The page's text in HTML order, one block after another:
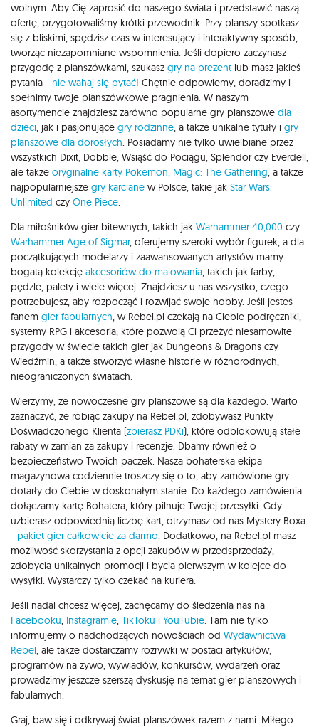
wolnym. Aby Cię zaprosić do naszego świata i przedstawić naszą
ofertę, przygotowaliśmy krótki przewodnik. Przy planszy spotkasz
się z bliskimi, spędzisz czas w interesujący i interaktywny sposób,
tworząc niezapomniane wspomnienia. Jeśli dopiero zaczynasz
przygodę z planszówkami, szukasz gry na prezent lub masz jakieś
pytania - nie wahaj się pytać! Chętnie odpowiemy, doradzimy i
spełnimy twoje planszówkowe pragnienia. W naszym
asortymencie znajdziesz zarówno popularne gry planszowe dla
dzieci, jak i pasjonujące gry rodzinne, a także unikalne tytuły i gry
planszowe dla dorosłych. Posiadamy nie tylko uwielbiane przez
wszystkich Dixit, Dobble, Wsiąść do Pociągu, Splendor czy Everdell,
ale także oryginalne karty Pokemon, Magic: The Gathering, a także
najpopularniejsze gry karciane w Polsce, takie jak Star Wars:
Unlimited czy One Piece.
Dla miłośników gier bitewnych, takich jak Warhammer 40,000 czy
Warhammer Age of Sigmar, oferujemy szeroki wybór figurek, a dla
początkujących modelarzy i zaawansowanych artystów mamy
bogatą kolekcję akcesoriów do malowania, takich jak farby,
pędzle, palety i wiele więcej. Znajdziesz u nas wszystko, czego
potrzebujesz, aby rozpocząć i rozwijać swoje hobby. Jeśli jesteś
fanem gier fabularnych, w Rebel.pl czekają na Ciebie podręczniki,
systemy RPG i akcesoria, które pozwolą Ci przeżyć niesamowite
przygody w świecie takich gier jak Dungeons & Dragons czy
Wiedźmin, a także stworzyć własne historie w różnorodnych,
nieograniczonych światach.
Wierzymy, że nowoczesne gry planszowe są dla każdego. Warto
zaznaczyć, że robiąc zakupy na Rebel.pl, zdobywasz Punkty
Doświadczonego Klienta (zbierasz PDKi), które odblokowują stałe
rabaty w zamian za zakupy i recenzje. Dbamy również o
bezpieczeństwo Twoich paczek. Nasza bohaterska ekipa
magazynowa codziennie troszczy się o to, aby zamówione gry
dotarły do Ciebie w doskonałym stanie. Do każdego zamówienia
dołączamy kartę Bohatera, który pilnuje Twojej przesyłki. Gdy
uzbierasz odpowiednią liczbę kart, otrzymasz od nas Mystery Boxa
- pakiet gier całkowicie za darmo. Dodatkowo, na Rebel.pl masz
możliwość skorzystania z opcji zakupów w przedsprzedaży,
zdobycia unikalnych promocji i bycia pierwszym w kolejce do
wysyłki. Wystarczy tylko czekać na kuriera.
Jeśli nadal chcesz więcej, zachęcamy do śledzenia nas na
Facebooku, Instagramie, TikToku i YouTubie. Tam nie tylko
informujemy o nadchodzących nowościach od Wydawnictwa
Rebel, ale także dostarczamy rozrywki w postaci artykułów,
programów na żywo, wywiadów, konkursów, wydarzeń oraz
prowadzimy jeszcze szerszą dyskusję na temat gier planszowych i
fabularnych.
Graj, baw się i odkrywaj świat planszówek razem z nami. Miłego